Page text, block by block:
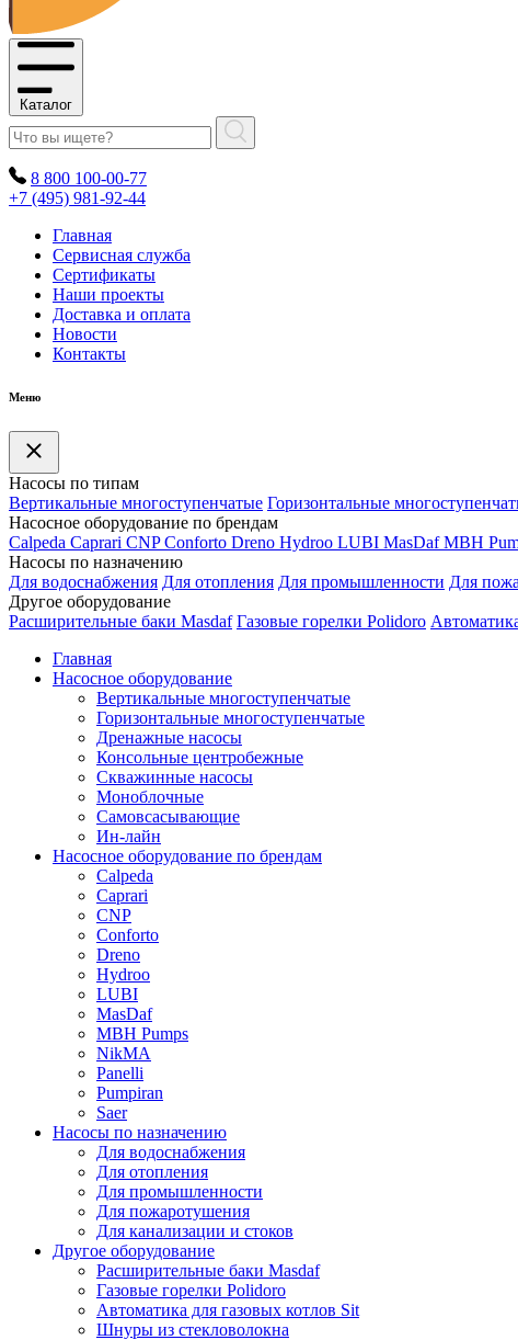
Каталог
8 800 100-00-77
+7 (495) 981-92-44
Главная
Сервисная служба
Сертификаты
Наши проекты
Доставка и оплата
Новости
Контакты
Меню
Насосы по типам
Вертикальные многоступенчатые Горизонтальные
Насосное оборудование по брендам
Calpeda Caprari CNP Conforto Dreno Hydroo LUBI MasDaf MBH
Насосы по назначению
Для водоснабжения Для отопления Для промышленности Для
Другое оборудование
Расширительные баки Masdaf Газовые горелки Polidoro
Главная
Насосное оборудование
Вертикальные многоступенчатые
Горизонтальные многоступенчатые
Дренажные насосы
Консольные центробежные
Скважинные насосы
Моноблочные
Самовсасывающие
Ин-лайн
Насосное оборудование по брендам
Calpeda
Caprari
CNP
Conforto
Dreno
Hydroo
LUBI
MasDaf
MBH Pumps
NikMA
Panelli
Pumpiran
Saer
Насосы по назначению
Для водоснабжения
Для отопления
Для промышленности
Для пожаротушения
Для канализации и стоков
Другое оборудование
Расширительные баки Masdaf
Газовые горелки Polidoro
Автоматика для газовых котлов Sit
Шнуры из стекловолокна